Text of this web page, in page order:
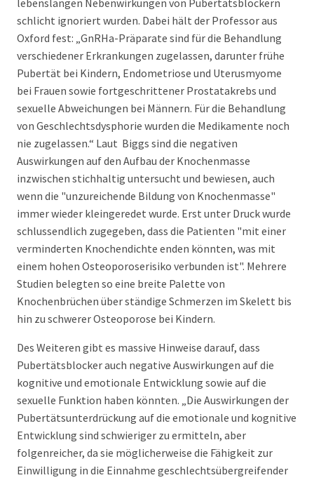
lebenslangen Nebenwirkungen von Pubertätsblockern
schlicht ignoriert wurden. Dabei hält der Professor aus
Oxford fest: „GnRHa-Präparate sind für die Behandlung
verschiedener Erkrankungen zugelassen, darunter frühe
Pubertät bei Kindern, Endometriose und Uterusmyome
bei Frauen sowie fortgeschrittener Prostatakrebs und
sexuelle Abweichungen bei Männern. Für die Behandlung
von Geschlechtsdysphorie wurden die Medikamente noch
nie zugelassen.“ Laut Biggs sind die negativen
Auswirkungen auf den Aufbau der Knochenmasse
inzwischen stichhaltig untersucht und bewiesen, auch
wenn die "unzureichende Bildung von Knochenmasse"
immer wieder kleingeredet wurde. Erst unter Druck wurde
schlussendlich zugegeben, dass die Patienten "mit einer
verminderten Knochendichte enden könnten, was mit
einem hohen Osteoporoserisiko verbunden ist". Mehrere
Studien belegten so eine breite Palette von
Knochenbrüchen über ständige Schmerzen im Skelett bis
hin zu schwerer Osteoporose bei Kindern.
Des Weiteren gibt es massive Hinweise darauf, dass
Pubertätsblocker auch negative Auswirkungen auf die
kognitive und emotionale Entwicklung sowie auf die
sexuelle Funktion haben könnten. „Die Auswirkungen der
Pubertätsunterdrückung auf die emotionale und kognitive
Entwicklung sind schwieriger zu ermitteln, aber
folgenreicher, da sie möglicherweise die Fähigkeit zur
Einwilligung in die Einnahme geschlechtsübergreifender